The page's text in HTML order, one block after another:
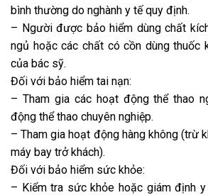
bình thường do nghành y tế quy định.
– Người được bảo hiểm dùng chất
ngủ hoặc các chất có cồn dùng thuốc
của bác sỹ.
Đối với bảo hiểm tai nạn:
– Tham gia các hoạt động thể thao
động thể thao chuyên nghiệp.
– Tham gia hoạt động hàng không (trừ
máy bay trở khách).
Đối với bảo hiểm sức khỏe:
– Kiểm tra sức khỏe hoặc giám định